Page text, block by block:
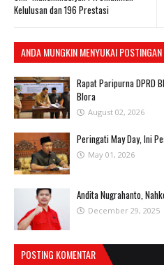
Kelulusan dan 196 Prestasi
ANDA MUNGKIN MENYUKAI
Rapat Paripurna DPRD
Blora
August 02, 2026
Peringati May Day, Ini
May 01, 2026
Andita Nugrahanto,
December 29, 2025
POSTING KOMENTAR